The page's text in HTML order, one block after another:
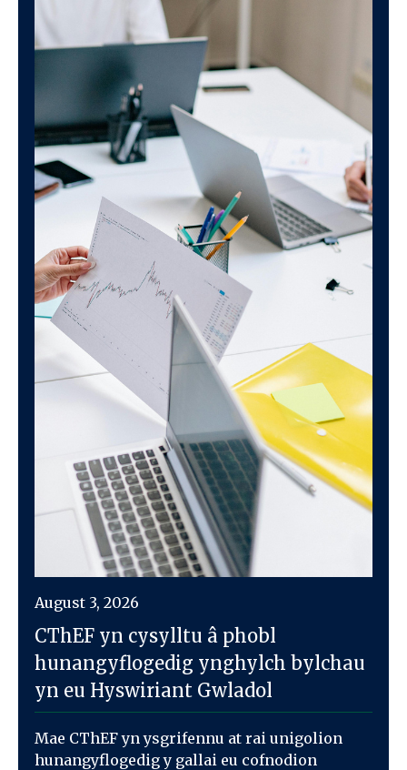
August 3, 2026
CThEF yn cysylltu â phobl
hunangyflogedig ynghylch bylchau
yn eu Hyswiriant Gwladol
Mae CThEF yn ysgrifennu at rai unigolion
hunangyflogedig y gallai eu cofnodion